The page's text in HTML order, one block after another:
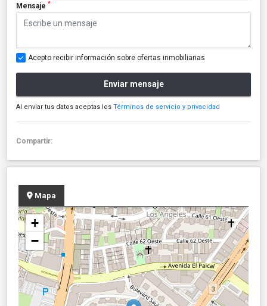
Mensaje *
Acepto recibir información sobre ofertas inmobiliarias
Enviar mensaje
Al enviar tus datos aceptas los Términos de servicio y privacidad
Compartir:
Mapa
+
−